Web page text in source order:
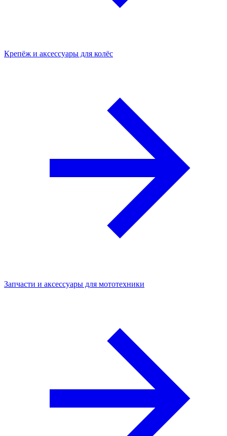
Крепёж и аксессуары для колёс
Запчасти и аксессуары для мототехники